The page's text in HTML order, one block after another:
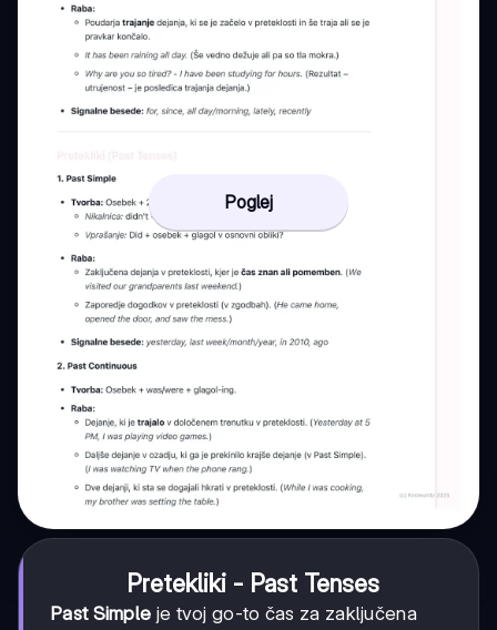
Poglej
Pretekliki - Past Tenses
Past Simple je tvoj go-to čas za zaključena